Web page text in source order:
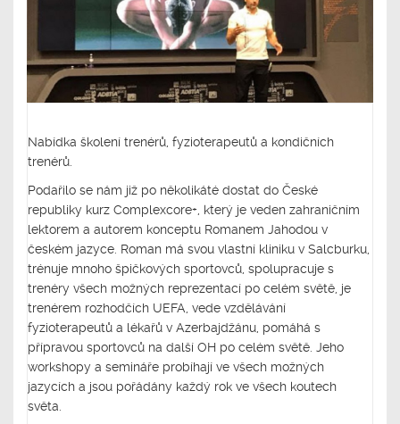
Nabídka školení trenérů, fyzioterapeutů a kondičních
trenérů.
Podařilo se nám již po několikáté dostat do České
republiky kurz Complexcore+, který je veden zahraničním
lektorem a autorem konceptu Romanem Jahodou v
českém jazyce. Roman má svou vlastní kliniku v Salcburku,
trénuje mnoho špičkových sportovců, spolupracuje s
trenéry všech možných reprezentací po celém světě, je
trenérem rozhodčích UEFA, vede vzdělávání
fyzioterapeutů a lékařů v Azerbajdžánu, pomáhá s
přípravou sportovců na další OH po celém světě. Jeho
workshopy a semináře probíhají ve všech možných
jazycích a jsou pořádány každý rok ve všech koutech
světa.